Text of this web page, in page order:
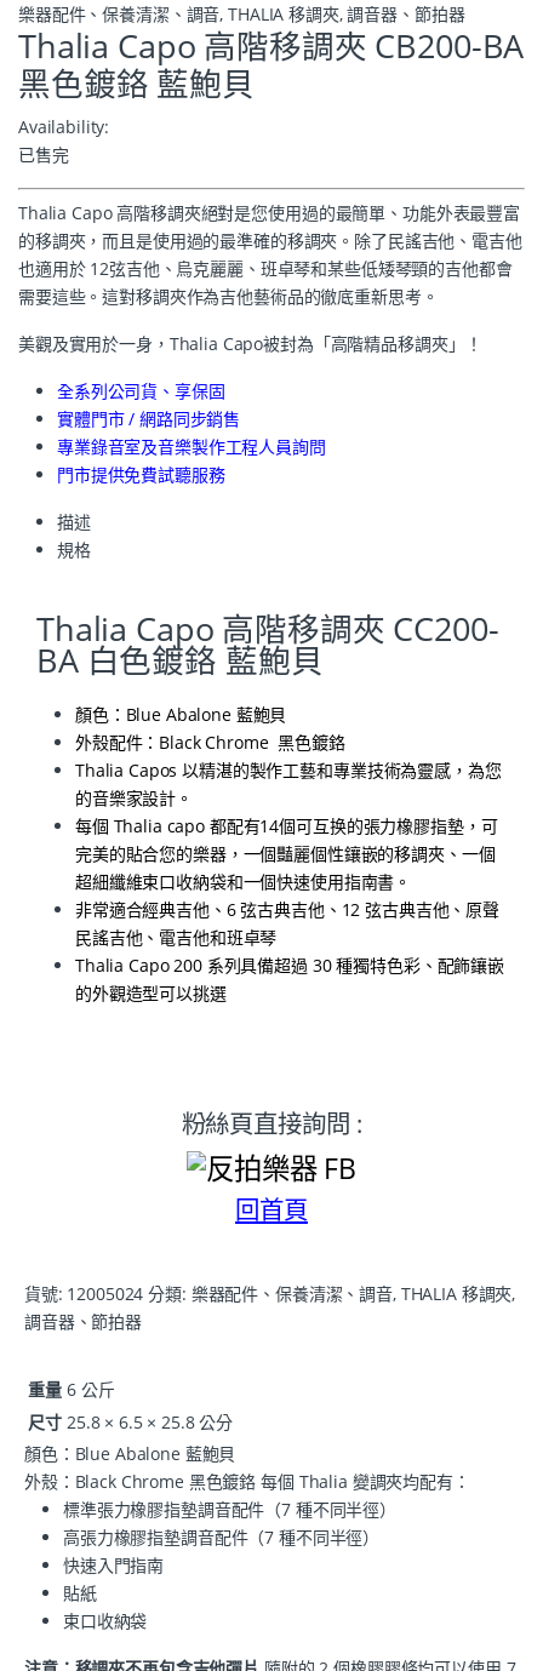
樂器配件、保養清潔、調音,THALIA 移調夾,調音器、節拍器
Thalia Capo 高階移調夾 CB200-BA
黑色鍍鉻 藍鮑貝
Availability:
已售完
Thalia Capo 高階移調夾絕對是您使用過的最簡單、功能外表最豐富
的移調夾，而且是使用過的最準確的移調夾。除了民謠吉他、電吉他
也適用於 12弦吉他、烏克麗麗、班卓琴和某些低矮琴頸的吉他都會
需要這些。這對移調夾作為吉他藝術品的徹底重新思考。
美觀及實用於一身，Thalia Capo被封為「高階精品移調夾」！
全系列公司貨、享保固
實體門市 / 網路同步銷售
專業錄音室及音樂製作工程人員詢問
門市提供免費試聽服務
描述
規格
Thalia Capo 高階移調夾 CC200-
BA 白色鍍鉻 藍鮑貝
顏色：Blue Abalone 藍鮑貝
外殼配件：Black Chrome 黑色鍍鉻
Thalia Capos 以精湛的製作工藝和專業技術為靈感，為您
的音樂家設計。
每個 Thalia capo 都配有14個可互换的張力橡膠指墊，可
完美的貼合您的樂器，一個豔麗個性鑲嵌的移調夾、一個
超細纖維束口收納袋和一個快速使用指南書。
非常適合經典吉他、6 弦古典吉他、12 弦古典吉他、原聲
民謠吉他、電吉他和班卓琴
Thalia Capo 200 系列具備超過 30 種獨特色彩、配飾鑲嵌
的外觀造型可以挑選
粉絲頁直接詢問 :
回首頁
貨號: 12005024 分類: 樂器配件、保養清潔、調音, THALIA 移調夾,
調音器、節拍器
重量 6 公斤
尺寸 25.8 × 6.5 × 25.8 公分
顏色：Blue Abalone 藍鮑貝
外殼：Black Chrome 黑色鍍鉻 每個 Thalia 變調夾均配有：
標準張力橡膠指墊調音配件（7 種不同半徑）
高張力橡膠指墊調音配件（7 種不同半徑）
快速入門指南
貼紙
束口收納袋